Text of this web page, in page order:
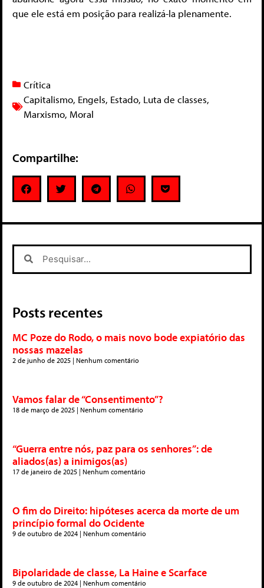
que ele está em posição para realizá-la plenamente.
Crítica
Capitalismo, Engels, Estado, Luta de classes,
Marxismo, Moral
Compartilhe:
Posts recentes
MC Poze do Rodo, o mais novo bode expiatório das
nossas mazelas
2 de junho de 2025 Nenhum comentário
Vamos falar de “Consentimento”?
18 de março de 2025 Nenhum comentário
“Guerra entre nós, paz para os senhores”: de
aliados(as) a inimigos(as)
17 de janeiro de 2025 Nenhum comentário
O fim do Direito: hipóteses acerca da morte de um
princípio formal do Ocidente
9 de outubro de 2024 Nenhum comentário
Bipolaridade de classe, La Haine e Scarface
9 de outubro de 2024 Nenhum comentário